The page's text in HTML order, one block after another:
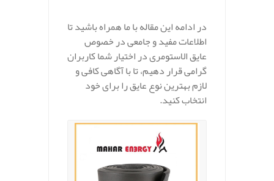
در ادامه این مقاله با ما همراه باشید تا
اطلاعات مفید و جامعی در خصوص
عایق الاستومری در اختیار شما کاربران
گرامی قرار دهیم، تا با آگاهی کافی و
لازم بهترین نوع عایق را برای خود
انتخاب کنید.